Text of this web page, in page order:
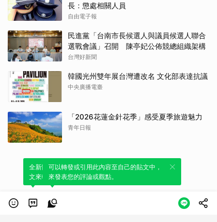
長：懲處相關人員
自由電子報
民進黨「台南市長候選人與議員候選人聯合
選戰會議」召開 陳亭妃公佈競總組織架構
台灣好新聞
韓國光州雙年展台灣遭改名 文化部表達抗議
中央廣播電臺
「2026花蓮金針花季」感受夏季旅遊魅力
青年日報
全新體驗！一鍵引用此內容，透過發布貼
文來輕鬆表達個人立場。
可以轉發或引用此內容至自己的貼文中，
來發表您的評論或觀點。